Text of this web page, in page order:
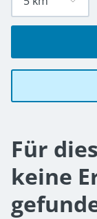
Für
keine